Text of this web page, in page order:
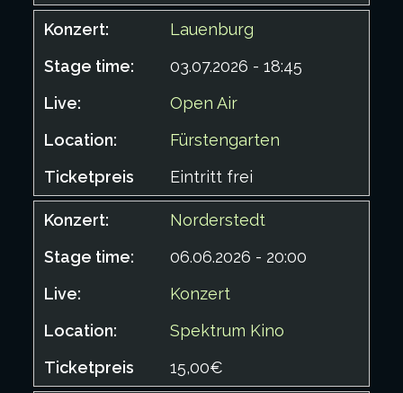
Lauenburg
03.07.2026 - 18:45
Open Air
Fürstengarten
Eintritt frei
Norderstedt
06.06.2026 - 20:00
Konzert
Spektrum Kino
15,00€